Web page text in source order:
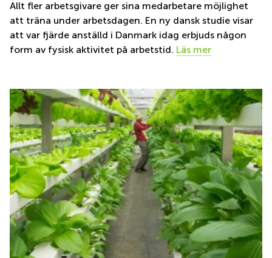
Allt fler arbetsgivare ger sina medarbetare möjlighet
att träna under arbetsdagen. En ny dansk studie visar
att var fjärde anställd i Danmark idag erbjuds någon
form av fysisk aktivitet på arbetstid. Läs mer